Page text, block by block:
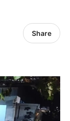
Share